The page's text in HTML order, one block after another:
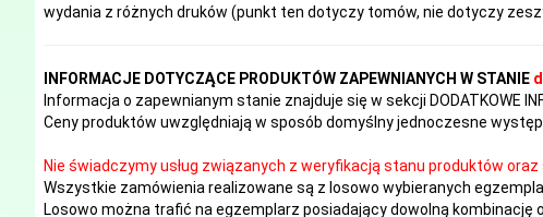
wydania z różnych druków (punkt ten dotyczy tomów, nie dotyczy
INFORMACJE DOTYCZĄCE PRODUKTÓW ZAPEWNIANYCH W STANIE
Informacja o zapewnianym stanie znajduje się w sekcji DODATKOWE
Ceny produktów uwzględniają w sposób domyślny jednoczesne
Nie świadczymy usług związanych z weryfikacją stanu produktów
Wszystkie zamówienia realizowane są z losowo wybieranych
Losowo można trafić na egzemplarz posiadający dowolną kombinację